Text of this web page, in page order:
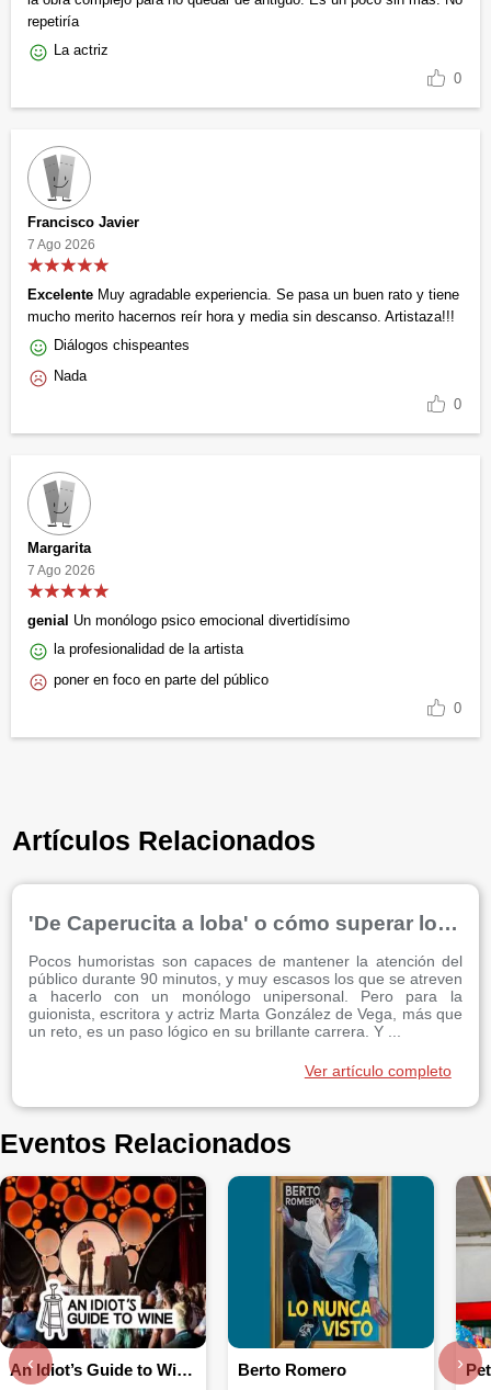
repetiría
La actriz
0
Francisco Javier
7 Ago 2026
Excelente Muy agradable experiencia. Se pasa un buen rato y tiene
mucho merito hacernos reír hora y media sin descanso. Artistaza!!!
Diálogos chispeantes
Nada
0
Margarita
7 Ago 2026
genial Un monólogo psico emocional divertidísimo
la profesionalidad de la artista
poner en foco en parte del público
0
Artículos Relacionados
'De Caperucita a loba' o cómo superar los fracasos amorosos a golpe de risa
Pocos humoristas son capaces de mantener la atención del
público durante 90 minutos, y muy escasos los que se atreven
a hacerlo con un monólogo unipersonal. Pero para la
guionista, escritora y actriz Marta González de Vega, más que
un reto, es un paso lógico en su brillante carrera. Y ...
Ver artículo completo
Eventos Relacionados
An Idiot’s Guide to Wine: Comedia entre copas Berto Romero
‹ ›